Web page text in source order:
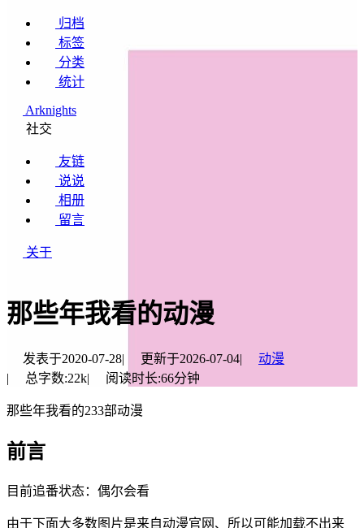
归档
标签
分类
统计
Arknights
社交
友链
说说
相册
留言
关于
那些年我看的动漫
发表于2020-07-28| 更新于2026-07-04|
动漫
|
总字数:22k| 阅读时长:66分钟
那些年我看的233部动漫
前言
目前追番状态： 偶尔会看
由于下面大多数图片是来自动漫官网、所以可能加载不出来